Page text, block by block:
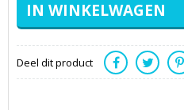
Deel dit product